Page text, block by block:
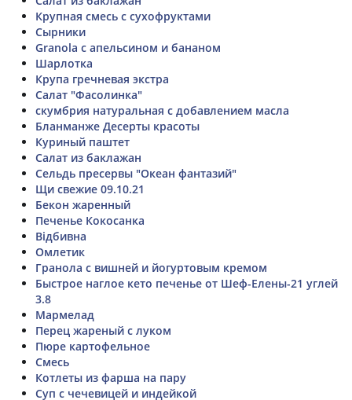
Крупная смесь с сухофруктами
Сырники
Granola с апельсином и бананом
Шарлотка
Крупа гречневая экстра
Салат "Фасолинка"
скумбрия натуральная с добавлением масла
Бланманже Десерты красоты
Куриный паштет
Салат из баклажан
Сельдь пресервы "Океан фантазий"
Щи свежие 09.10.21
Бекон жаренный
Печенье Кокосанка
Відбивна
Омлетик
Гранола с вишней и йогуртовым кремом
Быстрое наглое кето печенье от Шеф-Елены-21 углей
3.8
Мармелад
Перец жареный с луком
Пюре картофельное
Смесь
Котлеты из фарша на пару
Суп с чечевицей и индейкой